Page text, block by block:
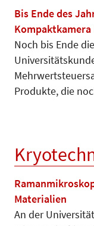
Bis Ende des
Kompaktkamera
Noch bis Ende
Produkte, die
Materialien
An der